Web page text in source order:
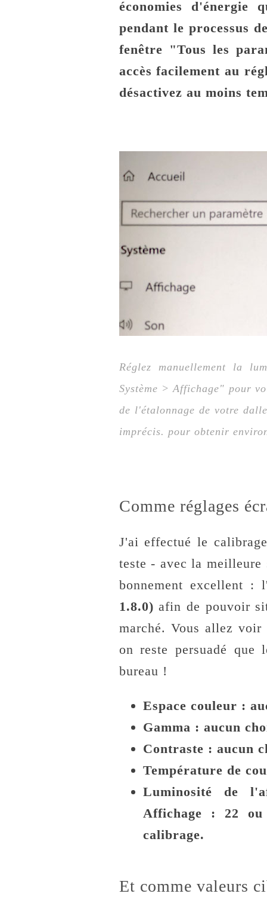
économies d'énergie
pendant le processus
fenêtre "Tous les
accès facilement au
désactivez au moins
Réglez manuellement la
Système > Affichage" pour
de l'étalonnage de votre
imprécis. pour obtenir
Comme réglages
J'ai effectué le
teste - avec la
bonnement excellent :
1.8.0) afin de pouvoir
marché. Vous allez
on reste persuadé
bureau !
Espace couleur :
Gamma : aucun
Contraste : aucun
Température de
Luminosité de
Affichage : 22
calibrage.
Et comme valeurs